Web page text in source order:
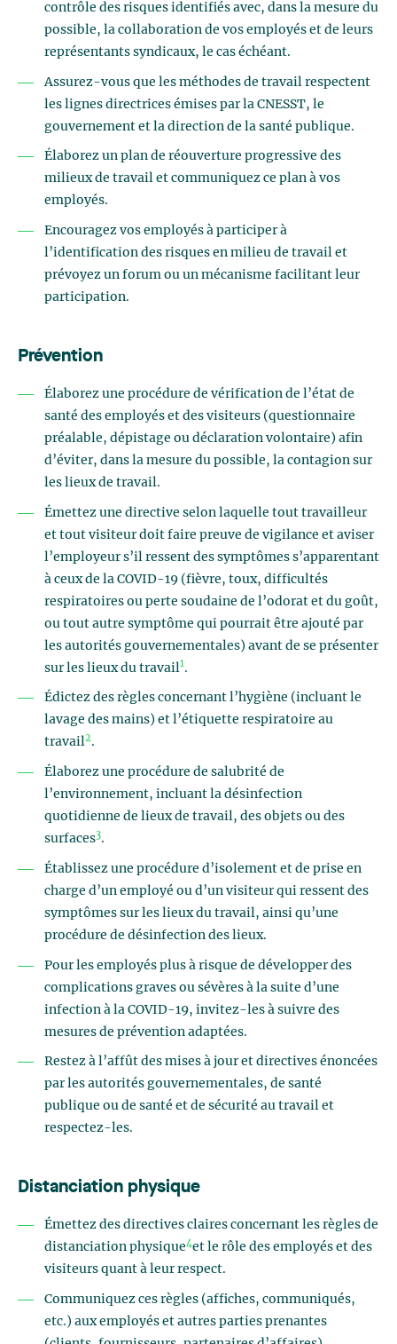
contrôle des risques identifiés avec, dans la mesure du
possible, la collaboration de vos employés et de leurs
représentants syndicaux, le cas échéant.
Assurez-vous que les méthodes de travail respectent
les lignes directrices émises par la CNESST, le
gouvernement et la direction de la santé publique.
Élaborez un plan de réouverture progressive des
milieux de travail et communiquez ce plan à vos
employés.
Encouragez vos employés à participer à
l’identification des risques en milieu de travail et
prévoyez un forum ou un mécanisme facilitant leur
participation.
Prévention
Élaborez une procédure de vérification de l’état de
santé des employés et des visiteurs (questionnaire
préalable, dépistage ou déclaration volontaire) afin
d’éviter, dans la mesure du possible, la contagion sur
les lieux de travail.
Émettez une directive selon laquelle tout travailleur
et tout visiteur doit faire preuve de vigilance et aviser
l’employeur s’il ressent des symptômes s’apparentant
à ceux de la COVID-19 (fièvre, toux, difficultés
respiratoires ou perte soudaine de l’odorat et du goût,
ou tout autre symptôme qui pourrait être ajouté par
les autorités gouvernementales) avant de se présenter
sur les lieux du travail 1.
Édictez des règles concernant l’hygiène (incluant le
lavage des mains) et l’étiquette respiratoire au
travail2.
Élaborez une procédure de salubrité de
l’environnement, incluant la désinfection
quotidienne de lieux de travail, des objets ou des
surfaces3.
Établissez une procédure d’isolement et de prise en
charge d’un employé ou d’un visiteur qui ressent des
symptômes sur les lieux du travail, ainsi qu’une
procédure de désinfection des lieux.
Pour les employés plus à risque de développer des
complications graves ou sévères à la suite d’une
infection à la COVID-19, invitez-les à suivre des
mesures de prévention adaptées.
Restez à l’affût des mises à jour et directives énoncées
par les autorités gouvernementales, de santé
publique ou de santé et de sécurité au travail et
respectez-les.
Distanciation physique
Émettez des directives claires concernant les règles de
distanciation physique4et le rôle des employés et des
visiteurs quant à leur respect.
Communiquez ces règles (affiches, communiqués,
etc.) aux employés et autres parties prenantes